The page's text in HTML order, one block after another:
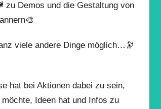
zu Demos und die Gestaltung von
viele andere Dinge möglich…🔭
hat bei Aktionen dabei zu sein,
Ideen hat und Infos zu